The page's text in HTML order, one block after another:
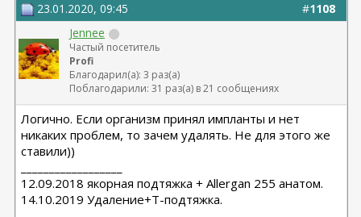
#1108
23.01.2020, 09:45
Jennee
Частый посетитель
Profi
Благодарил(а): 3 раз(а)
Поблагодарили: 31 раз(а) в 21 сообщениях
Логично. Если организм принял импланты и нет
никаких проблем, то зачем удалять. Не для этого же
ставили))
12.09.2018 якорная подтяжка + Allergan 255 анатом.
14.10.2019 Удаление+Т-подтяжка.